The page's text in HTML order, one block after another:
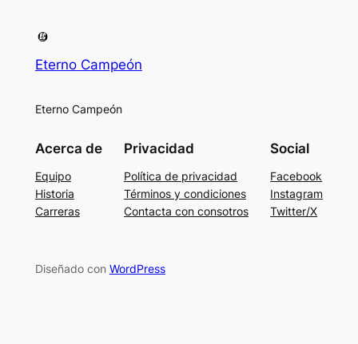
Eterno Campeón
Eterno Campeón
Acerca de
Equipo
Historia
Carreras
Privacidad
Política de privacidad
Términos y condiciones
Contacta con consotros
Social
Facebook
Instagram
Twitter/X
Diseñado con WordPress